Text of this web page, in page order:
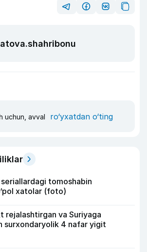
uchun, avval ro‘yxatdan o‘ting
tomoshabin
xatolar (foto)
rejalashtirgan va Suriyaga
surxondaryolik 4 nafar yigit